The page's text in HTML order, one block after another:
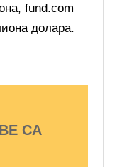
fund.com
долара.
СА